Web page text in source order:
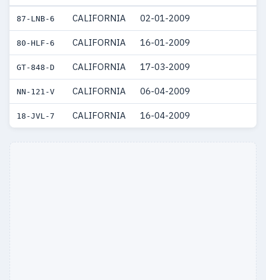
87-LNB-6 CALIFORNIA 02-01-2009
80-HLF-6 CALIFORNIA 16-01-2009
GT-848-D CALIFORNIA 17-03-2009
NN-121-V CALIFORNIA 06-04-2009
18-JVL-7 CALIFORNIA 16-04-2009